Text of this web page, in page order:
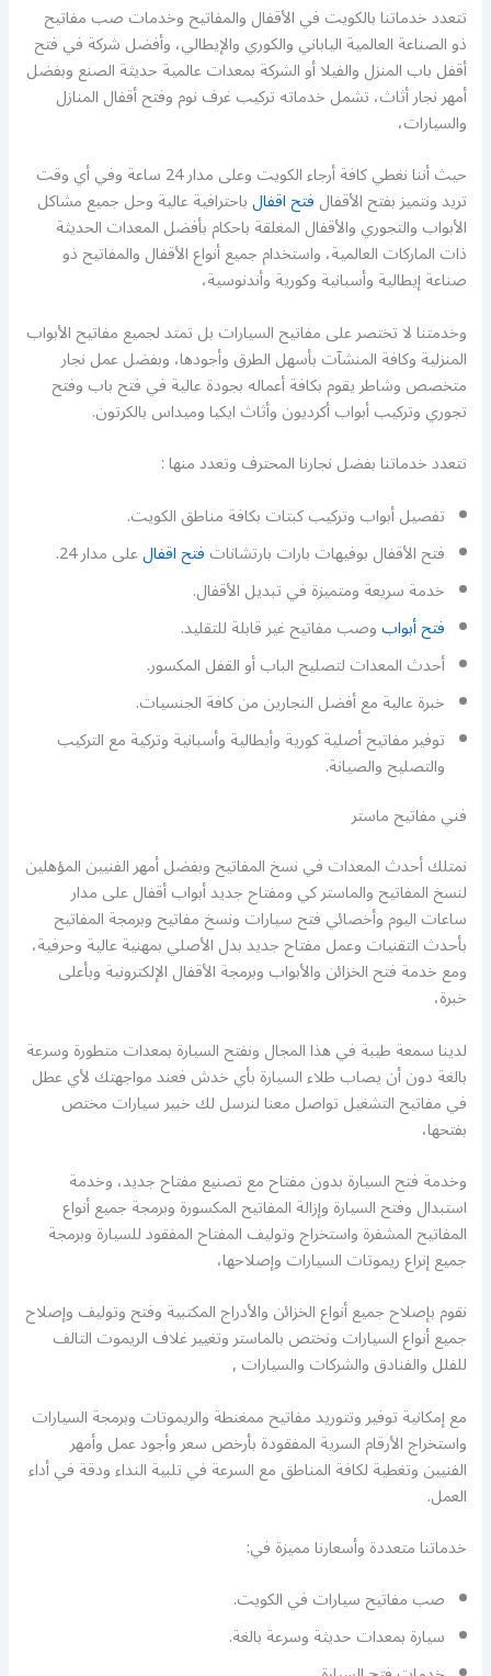
تتعدد خدماتنا بالكويت في الأقفال والمفاتيح وخدمات صب مفاتيح
ذو الصناعة العالمية الياباني والكوري والإيطالي، وأفضل شركة في فتح
أقفل باب المنزل والفيلا أو الشركة بمعدات عالمية حديثة الصنع وبفضل
أمهر نجار أثاث، تشمل خدماته تركيب غرف نوم وفتح أقفال المنازل
والسيارات،
حيث أننا نغطي كافة أرجاء الكويت وعلى مدار 24 ساعة وفي أي وقت
تريد ونتميز بفتح الأقفالفتح اقفالباحترافية عالية وحل جميع مشاكل
الأبواب والتجوري والأقفال المغلقة باحكام بأفضل المعدات الحديثة
ذات الماركات العالمية، واستخدام جميع أنواع الأقفال والمفاتيح ذو
صناعة إيطالية وأسبانية وكورية وأندنوسية،
وخدمتنا لا تختصر على مفاتيح السيارات بل تمتد لجميع مفاتيح الأبواب
المنزلية وكافة المنشآت بأسهل الطرق وأجودها، وبفضل عمل نجار
متخصص وشاطر يقوم بكافة أعماله بجودة عالية في فتح باب وفتح
تجوري وتركيب أبواب أكرديون وأثاث ايكيا وميداس بالكرتون.
تتعدد خدماتنا بفضل نجارنا المحترف وتعدد منها :
تفصيل أبواب وتركيب كبتات بكافة مناطق الكويت.
فتح الأقفال بوفيهات بارات بارتشاناتفتح اقفالعلى مدار 24.
خدمة سريعة ومتميزة في تبديل الأقفال.
فتح أبوابوصب مفاتيح غير قابلة للتقليد.
أحدث المعدات لتصليح الباب أو القفل المكسور.
خبرة عالية مع أفضل النجارين من كافة الجنسيات.
توفير مفاتيح أصلية كورية وأيطالية وأسبانية وتركية مع التركيب
والتصليح والصيانة.
فني مفاتيح ماستر
نمتلك أحدث المعدات في نسخ المفاتيح وبفضل أمهر الفنيين المؤهلين
لنسخ المفاتيح والماستر كي ومفتاح جديد أبواب أقفال على مدار
ساعات اليوم وأخصائي فتح سيارات ونسخ مفاتيح وبرمجة المفاتيح
بأحدث التقنيات وعمل مفتاح جديد بدل الأصلي بمهنية عالية وحرفية،
ومع خدمة فتح الخزائن والأبواب وبرمجة الأقفال الإلكترونية وبأعلى
خبرة،
لدينا سمعة طيبة في هذا المجال ونفتح السيارة بمعدات متطورة وسرعة
بالغة دون أن يصاب طلاء السيارة بأي خدش فعند مواجهتك لأي عطل
في مفاتيح التشغيل تواصل معنا لنرسل لك خبير سيارات مختص
بفتحها،
وخدمة فتح السيارة بدون مفتاح مع تصنيع مفتاح جديد، وخدمة
استبدال وفتح السيارة وإزالة المفاتيح المكسورة وبرمجة جميع أنواع
المفاتيح المشفرة واستخراج وتوليف المفتاح المفقود للسيارة وبرمجة
جميع إنراع ريموتات السيارات وإصلاحها،
نقوم بإصلاح جميع أنواع الخزائن والأدراج المكتبية وفتح وتوليف وإصلاح
جميع أنواع السيارات ونختص بالماستر وتغيير غلاف الريموت التالف
للفلل والفنادق والشركات والسيارات ,
مع إمكانية توفير وتتوريد مفاتيح ممغنطة والريموتات وبرمجة السيارات
واستخراج الأرقام السرية المفقودة بأرخص سعر وأجود عمل وأمهر
الفنيين وتغطية لكافة المناطق مع السرعة في تلبية النداء ودقة في أداء
العمل.
خدماتنا متعددة وأسعارنا مميزة في:
صب مفاتيح سيارات في الكويت.
سيارة بمعدات حديثة وسرعة بالغة.